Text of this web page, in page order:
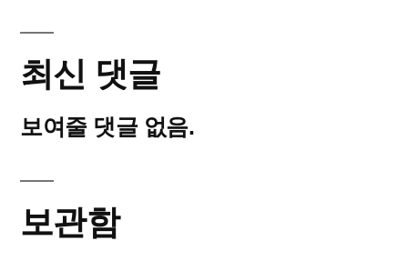
최신 댓글
보여줄 댓글 없음.
보관함